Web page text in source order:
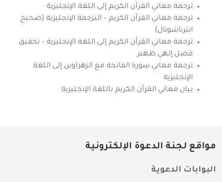
ترجمة معاني القرآن الكريم إلى اللغة الإنجليزية
ترجمة معاني القرآن الكريم – الترجمة الإنجليزية (صحيح
انترناشونال)
ترجمة معاني القرآن الكريم إلى اللغة الإنجليزية – تحقيق
فضل إلهي ظهير
ترجمة معاني سورة الفاتحة مع الزهراوين إلى اللغة
الإنجليزية
بيان معاني القرآن الكريم باللغة الإنجليزية
مواقع لجنة الدعوة الإلكترونية
البوابات الدعوية